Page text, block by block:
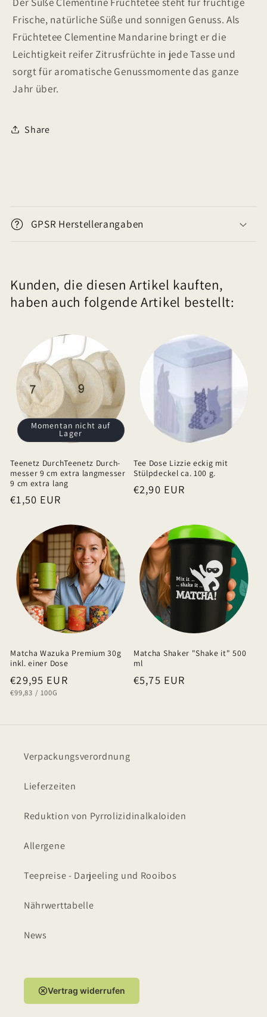
Frische, natürliche Süße und sonnigen Genuss. Als
Früchtetee Clementine Mandarine bringt er die
Leichtigkeit reifer Zitrusfrüchte in jede Tasse und
sorgt für aromatische Genussmomente das ganze
Jahr über.
Share
n
a
p
a
l
t
GPSR Herstellerangaben
Kunden, die diesen Artikel kauften,
haben auch folgende Artikel bestellt:
Momentan nicht auf
Lager
Teenetz DurchTeenetz Durch-
messer 9 cm extra langmesser
9 cm extra lang
Normaler
€1,50 EUR
Tee Dose Lizzie eckig mit
Stülpdeckel ca. 100 g.
Normaler
€2,90 EUR
Matcha Wazuka Premium 30g
inkl. einer Dose
Normaler
Preis
€29,95 EUR
GRUNDPREIS
€99,83 / PRO
100G
Matcha Shaker "Shake it" 500
ml
Normaler
€5,75 EUR
Verpackungsverordnung
Lieferzeiten
Reduktion von Pyrrolizidinalkaloiden
Allergene
Teepreise - Darjeeling und Rooibos
Nährwerttabelle
News
Vertrag widerrufen